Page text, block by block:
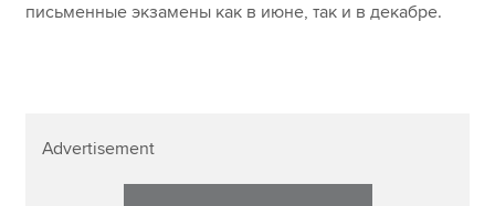
письменные экзамены как в июне, так и в декабре.
Advertisement